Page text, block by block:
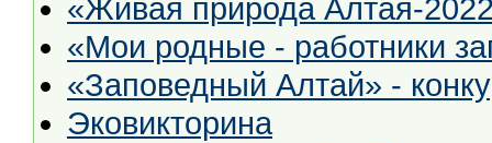
«Живая природа Алтая-
«Мои родные - работники
«Заповедный Алтай» -
Эковикторина